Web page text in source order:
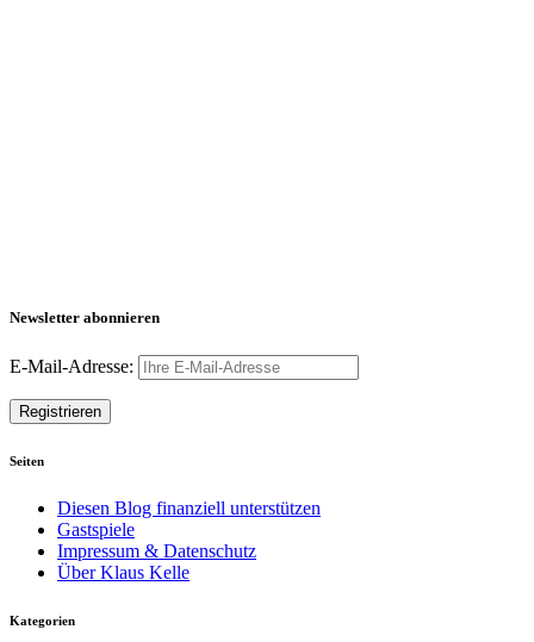
Newsletter abonnieren
E-Mail-Adresse:
Seiten
Diesen Blog finanziell unterstützen
Gastspiele
Impressum & Datenschutz
Über Klaus Kelle
Kategorien